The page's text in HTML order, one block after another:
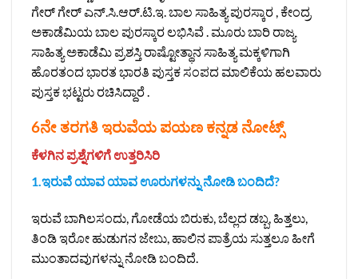
ಗೇರ್ ಗೇರ್ ಎನ್.ಸಿ.ಆರ್.ಟಿ.ಇ. ಬಾಲ ಸಾಹಿತ್ಯ ಪುರಸ್ಕಾರ , ಕೇಂದ್ರ
ಅಕಾಡೆಮಿಯ ಬಾಲ ಪುರಸ್ಕಾರ ಲಭಿಸಿವೆ . ಮೂರು ಬಾರಿ ರಾಜ್ಯ
ಸಾಹಿತ್ಯ ಅಕಾಡೆಮಿ ಪ್ರಶಸ್ತಿ ರಾಷ್ಟೋತ್ಥಾನ ಸಾಹಿತ್ಯ ಮಕ್ಕಳಿಗಾಗಿ
ಹೊರತಂದ ಭಾರತ ಭಾರತಿ ಪುಸ್ತಕ ಸಂಪದ ಮಾಲಿಕೆಯ ಹಲವಾರು
ಪುಸ್ತಕ ಭಟ್ಟರು ರಚಿಸಿದ್ದಾರೆ .
6ನೇ ತರಗತಿ ಇರುವೆಯ ಪಯಣ ಕನ್ನಡ ನೋಟ್ಸ್
ಕೆಳಗಿನ ಪ್ರಶ್ನೆಗಳಿಗೆ ಉತ್ತರಿಸಿರಿ
1.ಇರುವೆ ಯಾವ ಯಾವ ಊರುಗಳನ್ನು ನೋಡಿ ಬಂದಿದೆ?
ಇರುವೆ ಬಾಗಿಲಸಂದು, ಗೋಡೆಯ ಬಿರುಕು, ಬೆಲ್ಲದ ಡಬ್ಬ, ಹಿತ್ತಲು,
ತಿಂಡಿ ಇರೋ ಹುಡುಗನ ಜೇಬು, ಹಾಲಿನ ಪಾತ್ರೆಯ ಸುತ್ತಲೂ ಹೀಗೆ
ಮುಂತಾದವುಗಳನ್ನು ನೋಡಿ ಬಂದಿದೆ.